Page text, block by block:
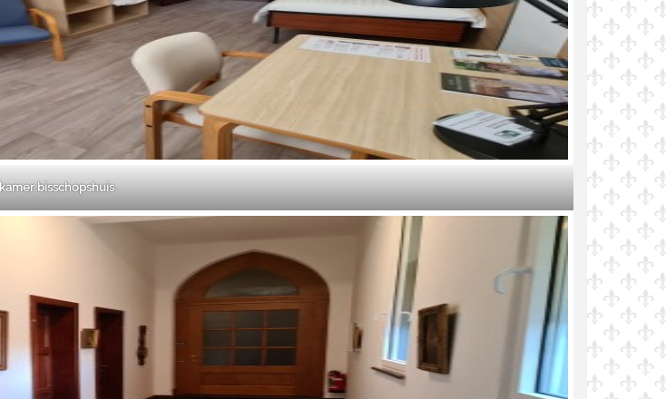
kamer bisschopshuis